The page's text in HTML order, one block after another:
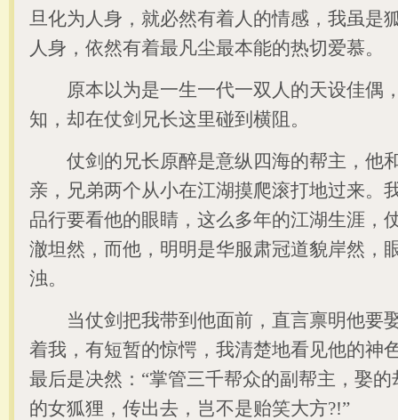
旦化为人身，就必然有着人的情感，我虽是
人身，依然有着最凡尘最本能的热切爱慕。
原本以为是一生一代一双人的天设佳偶
知，却在仗剑兄长这里碰到横阻。
仗剑的兄长原醉是意纵四海的帮主，他
亲，兄弟两个从小在江湖摸爬滚打地过来。
品行要看他的眼睛，这么多年的江湖生涯，
澈坦然，而他，明明是华服肃冠道貌岸然，
浊。
当仗剑把我带到他面前，直言禀明他要
着我，有短暂的惊愕，我清楚地看见他的神
最后是决然：“掌管三千帮众的副帮主，娶
的女狐狸，传出去，岂不是贻笑大方?!”